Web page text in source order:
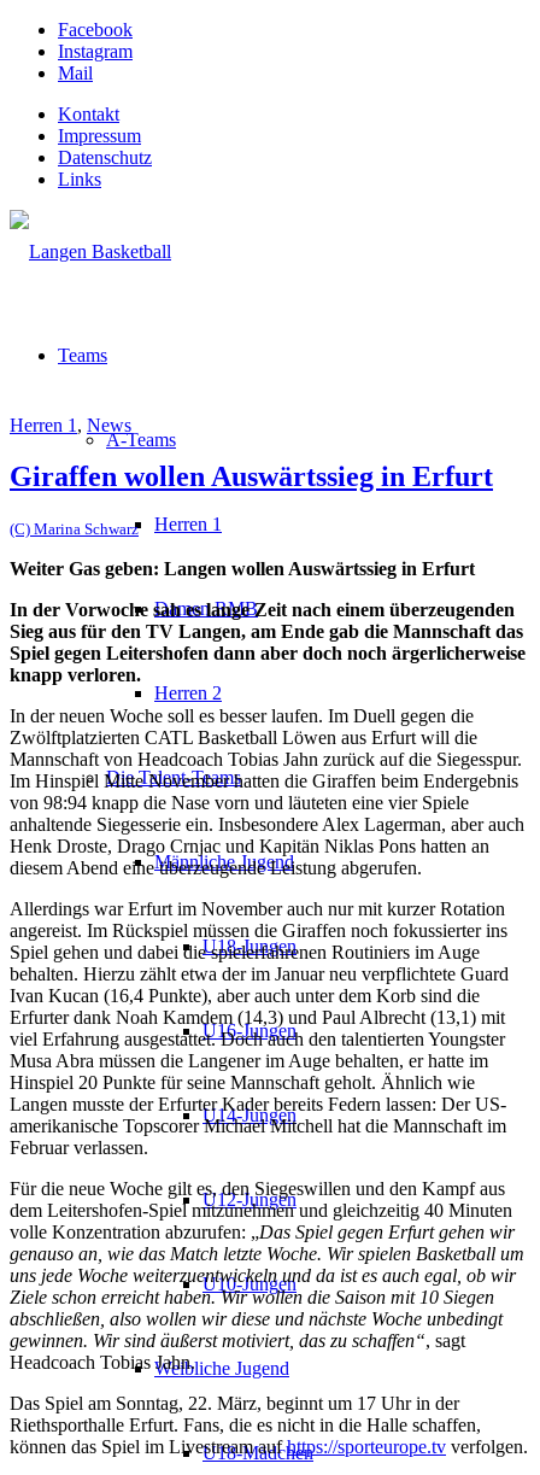
Facebook
Instagram
Mail
Kontakt
Impressum
Datenschutz
Links
Teams
A-Teams
Herren 1
Damen RMB
Herren 2
Die Talent-Teams
Männliche Jugend
U18-Jungen
U16-Jungen
U14-Jungen
U12-Jungen
U10-Jungen
Weibliche Jugend
U18-Mädchen
Herren 1 , News
Giraffen wollen Auswärtssieg in Erfurt
(C) Marina Schwarz
Weiter Gas geben: Langen wollen Auswärtssieg in Erfurt
In der Vorwoche sah es lange Zeit nach einem überzeugenden
Sieg aus für den TV Langen, am Ende gab die Mannschaft das
Spiel gegen Leitershofen dann aber doch noch ärgerlicherweise
knapp verloren.
In der neuen Woche soll es besser laufen. Im Duell gegen die
Zwölftplatzierten CATL Basketball Löwen aus Erfurt will die
Mannschaft von Headcoach Tobias Jahn zurück auf die Siegesspur.
Im Hinspiel Mitte November hatten die Giraffen beim Endergebnis
von 98:94 knapp die Nase vorn und läuteten eine vier Spiele
anhaltende Siegesserie ein. Insbesondere Alex Lagerman, aber auch
Henk Droste, Drago Crnjac und Kapitän Niklas Pons hatten an
diesem Abend eine überzeugende Leistung abgerufen.
Allerdings war Erfurt im November auch nur mit kurzer Rotation
angereist. Im Rückspiel müssen die Giraffen noch fokussierter ins
Spiel gehen und dabei die spielerfahrenen Routiniers im Auge
behalten. Hierzu zählt etwa der im Januar neu verpflichtete Guard
Ivan Kucan (16,4 Punkte), aber auch unter dem Korb sind die
Erfurter dank Noah Kamdem (14,3) und Paul Albrecht (13,1) mit
viel Erfahrung ausgestattet. Doch auch den talentierten Youngster
Musa Abra müssen die Langener im Auge behalten, er hatte im
Hinspiel 20 Punkte für seine Mannschaft geholt. Ähnlich wie
Langen musste der Erfurter Kader bereits Federn lassen: Der US-
amerikanische Topscorer Michael Mitchell hat die Mannschaft im
Februar verlassen.
Für die neue Woche gilt es, den Siegeswillen und den Kampf aus
dem Leitershofen-Spiel mitzunehmen und gleichzeitig 40 Minuten
volle Konzentration abzurufen: „Das Spiel gegen Erfurt gehen wir
genauso an, wie das Match letzte Woche. Wir spielen Basketball um
uns jede Woche weiterzuentwickeln und da ist es auch egal, ob wir
Ziele schon erreicht haben. Wir wollen die Saison mit 10 Siegen
abschließen, also wollen wir diese und nächste Woche unbedingt
gewinnen. Wir sind äußerst motiviert, das zu schaffen“, sagt
Headcoach Tobias Jahn.
Das Spiel am Sonntag, 22. März, beginnt um 17 Uhr in der
Riethsporthalle Erfurt. Fans, die es nicht in die Halle schaffen,
können das Spiel im Livestream aufhttps://sporteurope.tv verfolgen.